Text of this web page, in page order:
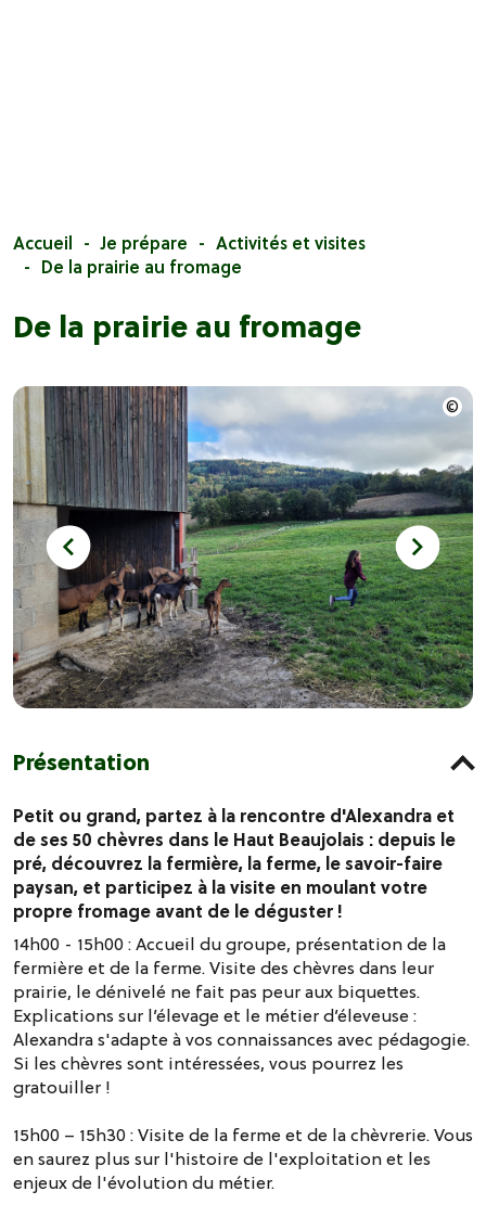
Accueil Je prépare
Activités et visites
De la prairie au fromage
De la prairie au fromage
Présentation
Petit ou grand, partez à la rencontre d'Alexandra et
de ses 50 chèvres dans le Haut Beaujolais : depuis le
pré, découvrez la fermière, la ferme, le savoir-faire
paysan, et participez à la visite en moulant votre
propre fromage avant de le déguster !
14h00 - 15h00 : Accueil du groupe, présentation de la
fermière et de la ferme. Visite des chèvres dans leur
prairie, le dénivelé ne fait pas peur aux biquettes.
Explications sur l’élevage et le métier d’éleveuse :
Alexandra s'adapte à vos connaissances avec pédagogie.
Si les chèvres sont intéressées, vous pourrez les
gratouiller !
15h00 – 15h30 : Visite de la ferme et de la chèvrerie. Vous
en saurez plus sur l'histoire de l'exploitation et les
enjeux de l'évolution du métier.